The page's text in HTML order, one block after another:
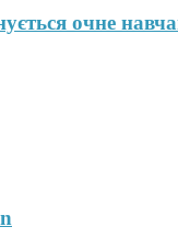
очне